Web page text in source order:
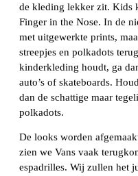
de kleding lekker zit. Kids
Finger in the Nose. In de
met uitgewerkte prints,
streepjes en polkadots
kinderkleding houdt, ga
auto’s of skateboards.
dan de schattige maar
polkadots.
De looks worden
zien we Vans vaak
espadrilles. Wij zullen het